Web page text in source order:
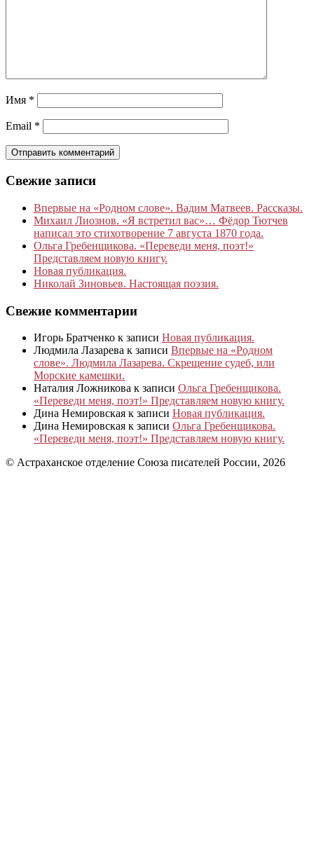
Имя *
Email *
Свежие записи
Впервые на «Родном слове». Вадим Матвеев. Рассказы.
Михаил Лиознов. «Я встретил вас»… Фёдор Тютчев
написал это стихотворение 7 августа 1870 года.
Ольга Гребенщикова. «Переведи меня, поэт!»
Представляем новую книгу.
Новая публикация.
Николай Зиновьев. Настоящая поэзия.
Свежие комментарии
Игорь Братченко к записи Новая публикация.
Людмила Лазарева к записи Впервые на «Родном
слове». Людмила Лазарева. Скрещение судеб, или
Морские камешки.
Наталия Ложникова к записи Ольга Гребенщикова.
«Переведи меня, поэт!» Представляем новую книгу.
Дина Немировская к записи Новая публикация.
Дина Немировская к записи Ольга Гребенщикова.
«Переведи меня, поэт!» Представляем новую книгу.
© Астраханское отделение Союза писателей России, 2026